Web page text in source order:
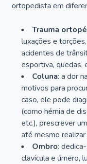
ortopedista em
Trauma
luxações e
acidentes de
esportiva, quedas,
Coluna: a dor
motivos para
caso, ele pode
(como hérnia de
etc.), prescrever
até mesmo realizar
Ombro:
clavícula e úmero,